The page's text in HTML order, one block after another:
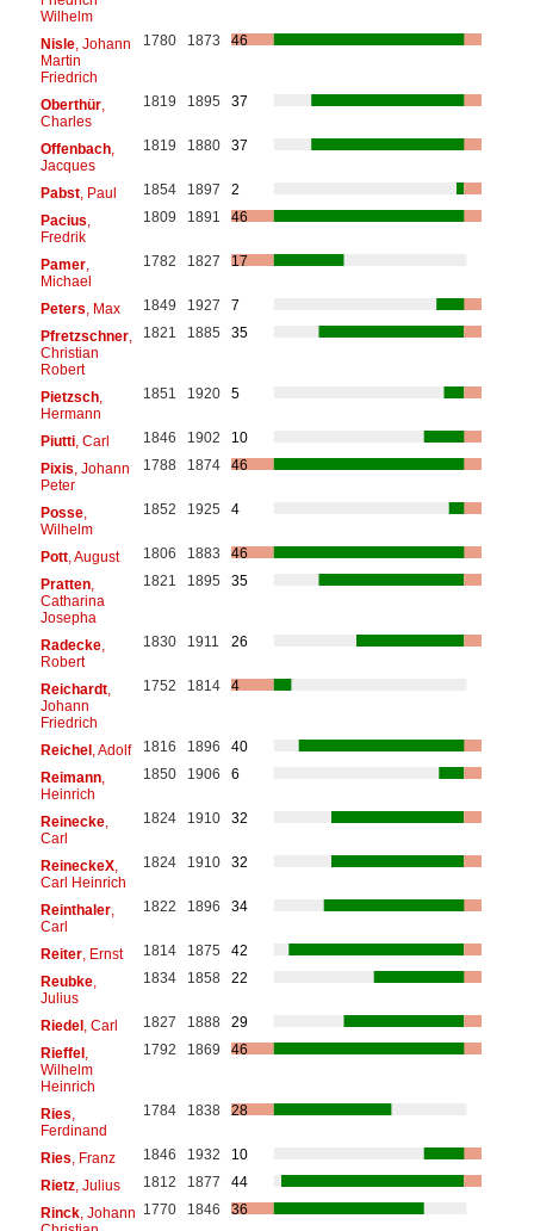
Wilhelm
Nisle, Johann
Martin
Friedrich
1780 1873 46
Oberthür,
Charles
1819 1895 37
Offenbach,
Jacques
1819 1880 37
Pabst, Paul 1854 1897
2
Pacius
Fredrik
1809 1891 46
Pamer,
Michael
1782 1827 17
Peters , Max 1849 1927
7
Pfretzschner,
Christian
Robert
1821 1885 35
Pietzsch,
Hermann
1851 1920 5
Piutti, Carl 1846 1902
10
Pixis , Johann
Peter
1788 1874 46
Posse,
Wilhelm
1852 1925 4
Pott, August 1806 1883
46
Pratten,
Catharina
Josepha
1821 1895 35
Radecke,
Robert
1830 1911 26
Reichardt,
Johann
Friedrich
1752 1814 4
Reichel, Adolf 1816 1896
40
Reimann,
Heinrich
1850 1906 6
Reinecke,
Carl
1824 1910 32
ReineckeX,
Carl Heinrich
1824 1910 32
Reinthaler,
Carl
1822 1896 34
Reiter, Ernst 1814 1875
42
Reubke,
Julius
1834 1858 22
Riedel, Carl 1827 1888
29
Rieffel,
Wilhelm
Heinrich
1792 1869 46
Ries
Ferdinand
1784 1838 28
Ries , Franz 1846 1932
10
Rietz, Julius 1812 1877
44
Rinck, Johann 1770 1846 36